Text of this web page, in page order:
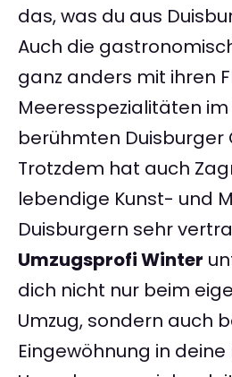
das, was du aus
Auch die
ganz anders mit ihren
Meeresspezialitäten
berühmten Duisburger
Trotzdem hat auch
lebendige Kunst- und
Duisburgern sehr
Umzugsprofi Winter
dich nicht nur beim
Umzug, sondern auch
Eingewöhnung in deine